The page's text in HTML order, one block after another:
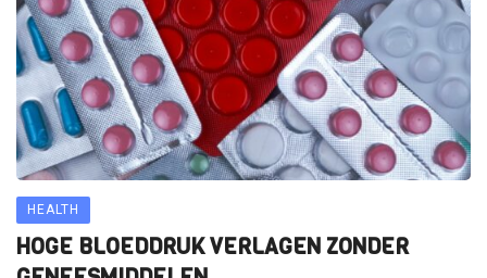
HEALTH
HOGE BLOEDDRUK VERLAGEN ZONDER